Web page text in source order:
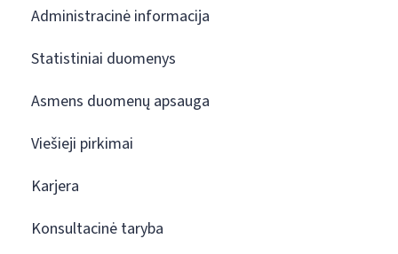
Administracinė informacija
Statistiniai duomenys
Asmens duomenų apsauga
Viešieji pirkimai
Karjera
Konsultacinė taryba